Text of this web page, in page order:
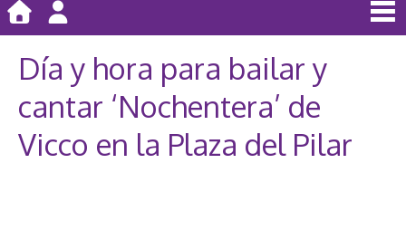
Día y hora para bailar y
cantar ‘Nochentera’ de
Vicco en la Plaza del Pilar